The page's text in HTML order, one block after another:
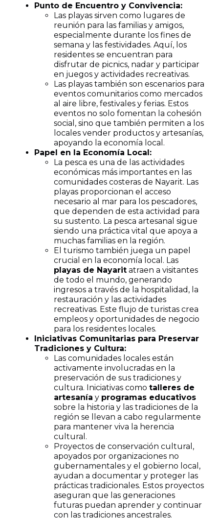
Punto de Encuentro y Convivencia:
Las playas sirven como lugares de
reunión para las familias y amigos,
especialmente durante los fines de
semana y las festividades. Aquí, los
residentes se encuentran para
disfrutar de picnics, nadar y participar
en juegos y actividades recreativas.
Las playas también son escenarios para
eventos comunitarios como mercados
al aire libre, festivales y ferias. Estos
eventos no solo fomentan la cohesión
social, sino que también permiten a los
locales vender productos y artesanías,
apoyando la economía local.
Papel en la Economía Local:
La pesca es una de las actividades
económicas más importantes en las
comunidades costeras de Nayarit. Las
playas proporcionan el acceso
necesario al mar para los pescadores,
que dependen de esta actividad para
su sustento. La pesca artesanal sigue
siendo una práctica vital que apoya a
muchas familias en la región.
El turismo también juega un papel
crucial en la economía local. Las
playas de Nayarit atraen a visitantes
de todo el mundo, generando
ingresos a través de la hospitalidad, la
restauración y las actividades
recreativas. Este flujo de turistas crea
empleos y oportunidades de negocio
para los residentes locales.
Iniciativas Comunitarias para Preservar
Tradiciones y Cultura:
Las comunidades locales están
activamente involucradas en la
preservación de sus tradiciones y
cultura. Iniciativas como talleres de
artesanía y programas educativos
sobre la historia y las tradiciones de la
región se llevan a cabo regularmente
para mantener viva la herencia
cultural.
Proyectos de conservación cultural,
apoyados por organizaciones no
gubernamentales y el gobierno local,
ayudan a documentar y proteger las
prácticas tradicionales. Estos proyectos
aseguran que las generaciones
futuras puedan aprender y continuar
con las tradiciones ancestrales.